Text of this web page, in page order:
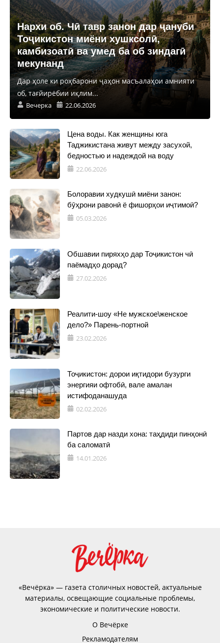
Нархи об. Чӣ тавр занон дар ҷануби
Тоҷикистон миёни хушксолӣ,
камбизоатӣ ва умед ба об зиндагӣ
мекунанд
Дар ҳоле ки роҳбарони ҷаҳон масъалаҳои амнияти
об, тағйирёбии иқлим...
Вечерка 22.06.2026
Цена воды. Как женщины юга
Таджикистана живут между засухой,
бедностью и надеждой на воду
22.06.2026
Болоравии худкушӣ миёни занон:
бӯҳрони равонӣ ё фишорҳои иҷтимоӣ?
05.03.2026
Обшавии пиряхҳо дар Тоҷикистон чӣ
паёмадҳо дорад?
27.02.2026
Реалити-шоу «Не мужское\женское
дело?» Парень-портной
23.02.2026
Тоҷикистон: дорои иқтидори бузурги
энергияи офтобӣ, вале амалан
истифоданашуда
02.02.2026
Партов дар назди хона: таҳдиди пинҳонӣ
ба саломатӣ
14.01.2026
«Вечёрка» — газета столичных новостей, актуальные
материалы, освещающие социальные проблемы,
экономические и политические новости.
О Вечёрке
Рекламодателям